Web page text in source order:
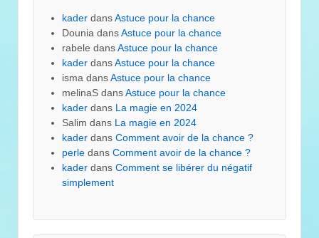
kader dansAstuce pour la chance
Dounia dansAstuce pour la chance
rabele dansAstuce pour la chance
kader dansAstuce pour la chance
isma dansAstuce pour la chance
melinaS dansAstuce pour la chance
kader dans La magie en 2024
Salim dans La magie en 2024
kader dans Comment avoir de la chance ?
perle dans Comment avoir de la chance ?
kader dans Comment se libérer du négatif
simplement